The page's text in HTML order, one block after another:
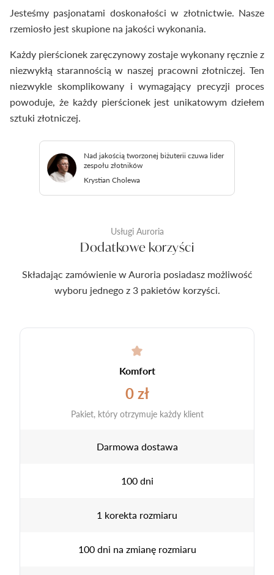
Jesteśmy pasjonatami doskonałości w złotnictwie. Nasze
rzemiosło jest skupione na jakości wykonania.
Każdy pierścionek zaręczynowy zostaje wykonany ręcznie z
niezwykłą starannością w naszej pracowni złotniczej. Ten
niezwykle skomplikowany i wymagający precyzji proces
powoduje, że każdy pierścionek jest unikatowym dziełem
sztuki złotniczej.
Nad jakością tworzonej biżuterii czuwa lider
zespołu złotników
Krystian Cholewa
Usługi Auroria
Dodatkowe korzyści
Składając zamówienie w Auroria posiadasz możliwość
wyboru jednego z 3 pakietów korzyści.
Komfort
0 zł
Pakiet, który otrzymuje każdy klient
Darmowa dostawa
100 dni
1 korekta rozmiaru
100 dni na zmianę rozmiaru